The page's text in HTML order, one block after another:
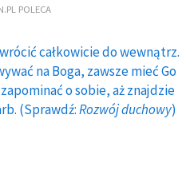
POLECA
całkowicie do wewnątrz.
na Boga, zawsze mieć Go
o sobie, aż znajdzie
(Sprawdź:Rozwój duchowy)